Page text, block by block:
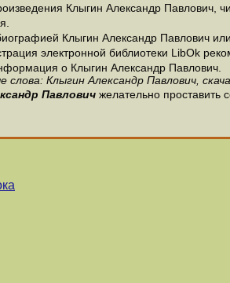
Клыгин Александр Павлович,
Клыгин Александр Павлович
электронной библиотеки LibOk
о Клыгин Александр Павлович.
слова: Клыгин Александр Павлович,
Павлович желательно проставить